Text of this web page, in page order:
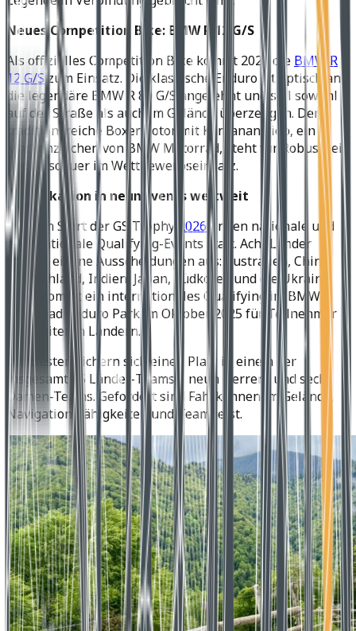
Neues Competition Bike: BMW R 12 G/S
Als offizielles Competition Bike kommt 2026 die BMW R
12 G/Szum Einsatz. Die klassische Enduro ist optisch an
die legendäre BMW R 80 G/S angelehnt und soll sowohl
auf der Straße als auch im Gelände überzeugen. Der
traditionsreiche Boxermotor mit Kardanantrieb, ein
Markenzeichen von BMW Motorrad, steht für Robustheit
und Ausdauer im Wettbewerbseinsatz.
Qualifikation in neun Events weltweit
Bis zum Start der GS Trophy 2026 finden nationale und
internationale Qualifying-Events statt. Acht Länder
richten eigene Ausscheidungen aus: Australien, China,
Deutschland, Indien, Japan, Südkorea und die Ukraine.
Dazu kommt ein internationales Qualifying im BMW
Motorrad Enduro Park im Oktober 2025 für Teilnehmer
aus weiteren Ländern.
Die Besten sichern sich einen Platz in einem der
insgesamt 15 Länder-Teams – neun Herren- und sechs
Damen-Teams. Gefordert sind Fahrkönnen im Gelände,
Navigationsfähigkeiten und Teamgeist.